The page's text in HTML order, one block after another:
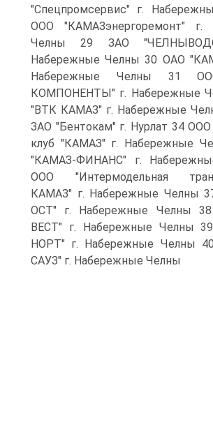
"Спецпромсервис" г.
ООО "КАМАЗэнергоремонт" г.
Челны 29 ЗАО
Набережные Челны 30 ОАО
Набережные Челны 31
КОМПОНЕНТЫ" г. Набережные
"ВТК КАМАЗ" г. Набережные
ЗАО "Бентокам" г. Нурлат 34
клуб "КАМАЗ" г. Набережные
"КАМАЗ-ФИНАНС" г.
ООО "Интермодельная
КАМАЗ" г. Набережные Челны
ОСТ" г. Набережные Челны
ВЕСТ" г. Набережные Челны
НОРТ" г. Набережные Челны
САУЗ" г. Набережные Челны